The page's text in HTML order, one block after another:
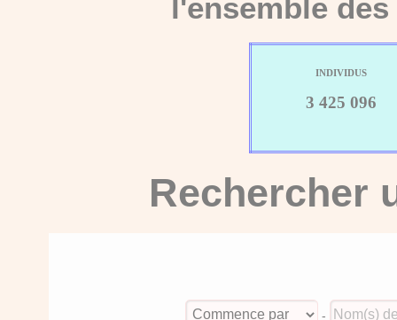
l'ensemble
INDIVIDUS
3 425 096
Rechercher
-